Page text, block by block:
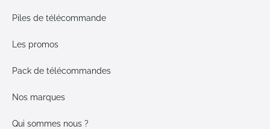
Piles de télécommande
Les promos
Pack de télécommandes
Nos marques
Qui sommes nous ?